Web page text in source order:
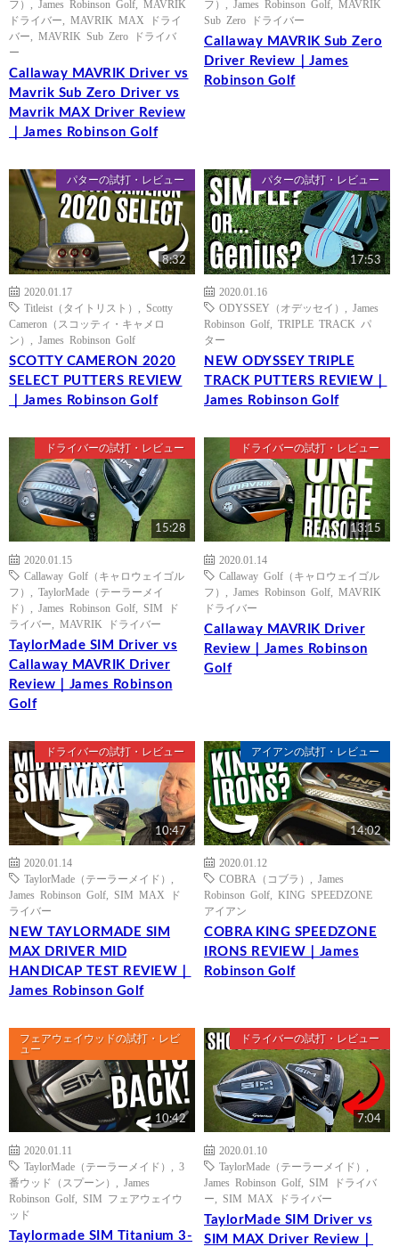
フ） James Robinson Golf
MAVRIK
ドライバー
MAVRIK MAX ドライ
バー
MAVRIK Sub Zero ドライバ
ー
Callaway MAVRIK Driver vs
Mavrik Sub Zero Driver vs
Mavrik MAX Driver Review
｜James Robinson Golf
フ） James Robinson Golf
MAVRIK
Sub Zero ドライバー
Callaway MAVRIK Sub Zero
Driver Review｜James
Robinson Golf
パターの試打・レビュー
8:32
2020.01.17
Titleist（タイトリスト）
Scotty
Cameron（スコッティ・キャメロ
ン）
James Robinson Golf
SCOTTY CAMERON 2020
SELECT PUTTERS REVIEW
｜James Robinson Golf
パターの試打・レビュー
17:53
2020.01.16
ODYSSEY（オデッセイ）
James
Robinson Golf
TRIPLE TRACK パ
ター
NEW ODYSSEY TRIPLE
TRACK PUTTERS REVIEW｜
James Robinson Golf
ドライバーの試打・レビュー
15:28
2020.01.15
Callaway Golf（キャロウェイゴル
フ）
TaylorMade（テーラーメイ
ド）
James Robinson Golf
SIM ド
ライバー
MAVRIK ドライバー
TaylorMade SIM Driver vs
Callaway MAVRIK Driver
Review｜James Robinson
Golf
ドライバーの試打・レビュー
13:15
2020.01.14
Callaway Golf（キャロウェイゴル
フ）
James Robinson Golf
MAVRIK
ドライバー
Callaway MAVRIK Driver
Review｜James Robinson
Golf
ドライバーの試打・レビュー
10:47
2020.01.14
TaylorMade（テーラーメイド）
James Robinson Golf
SIM MAX ド
ライバー
NEW TAYLORMADE SIM
MAX DRIVER MID
HANDICAP TEST REVIEW｜
James Robinson Golf
アイアンの試打・レビュー
14:02
2020.01.12
COBRA（コブラ）
James
Robinson Golf
KING SPEEDZONE
アイアン
COBRA KING SPEEDZONE
IRONS REVIEW｜James
Robinson Golf
フェアウェイウッドの試打・レビ
ュー
10:42
2020.01.11
TaylorMade（テーラーメイド）
3
番ウッド（スプーン）
James
Robinson Golf
SIM フェアウェイウ
ッド
Taylormade SIM Titanium 3-
ドライバーの試打・レビュー
7:04
2020.01.10
TaylorMade（テーラーメイド）
James Robinson Golf
SIM ドライバ
ー
SIM MAX ドライバー
TaylorMade SIM Driver vs
SIM MAX Driver Review｜